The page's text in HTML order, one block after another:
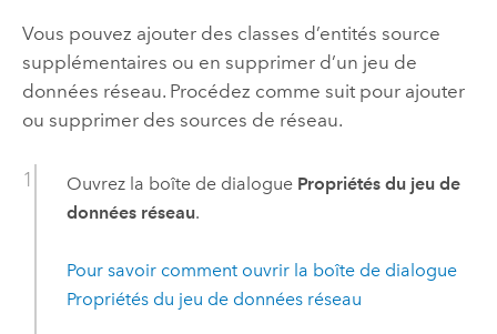
Vous pouvez ajouter des classes d’entités source
supplémentaires ou en supprimer d’un jeu de
données réseau. Procédez comme suit pour ajouter
ou supprimer des sources de réseau.
Ouvrez la boîte de dialogue Propriétés du jeu de
données réseau.
Pour savoir comment ouvrir la boîte de dialogue
Propriétés du jeu de données réseau